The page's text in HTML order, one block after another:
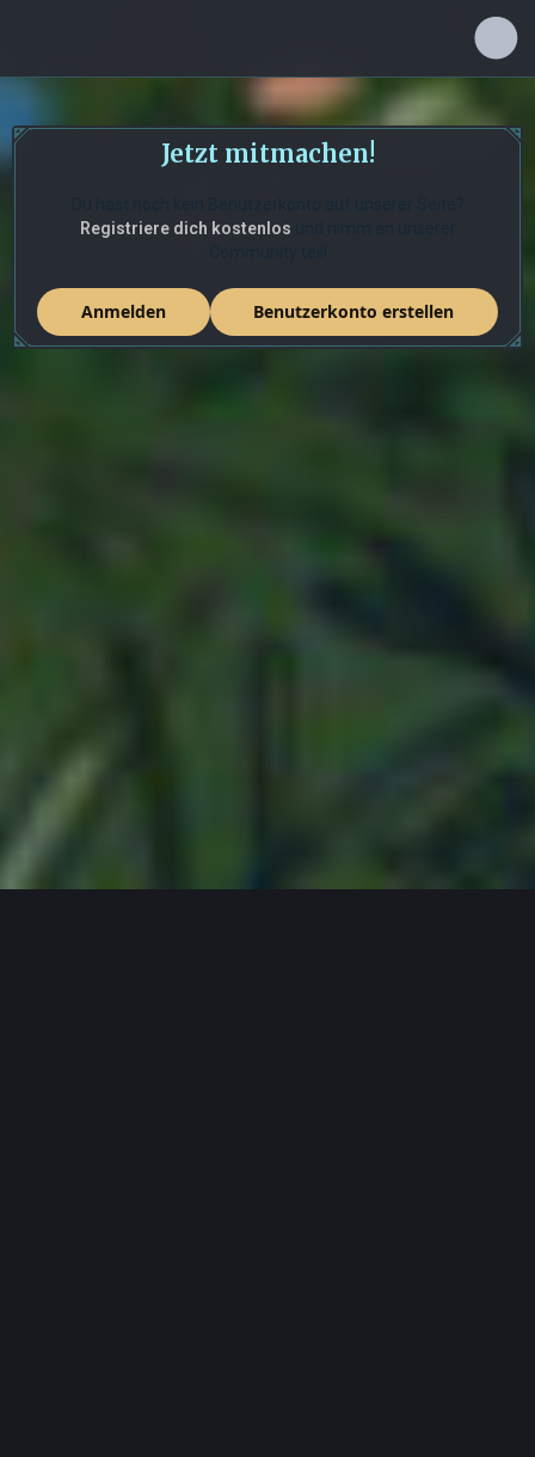
Jetzt mitmachen!
Registriere dich kostenlos
Benutzerkonto erstellen
Anmelden